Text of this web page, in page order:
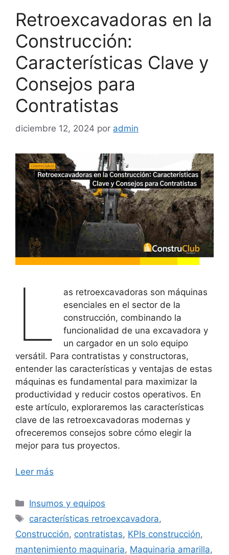
Retroexcavadoras en la
Construcción:
Características Clave y
Consejos para
Contratistas
diciembre 12, 2024 por admin
L
as retroexcavadoras son máquinas
esenciales en el sector de la
construcción, combinando la
funcionalidad de una excavadora y
un cargador en un solo equipo
versátil. Para contratistas y constructoras,
entender las características y ventajas de estas
máquinas es fundamental para maximizar la
productividad y reducir costos operativos. En
este artículo, exploraremos las características
clave de las retroexcavadoras modernas y
ofreceremos consejos sobre cómo elegir la
mejor para tus proyectos.
Leer más
Categorías
Insumos y equipos
Etiquetas
características retroexcavadora,
Construcción, contratistas, KPIs construcción,
mantenimiento maquinaria, Maquinaria amarilla,